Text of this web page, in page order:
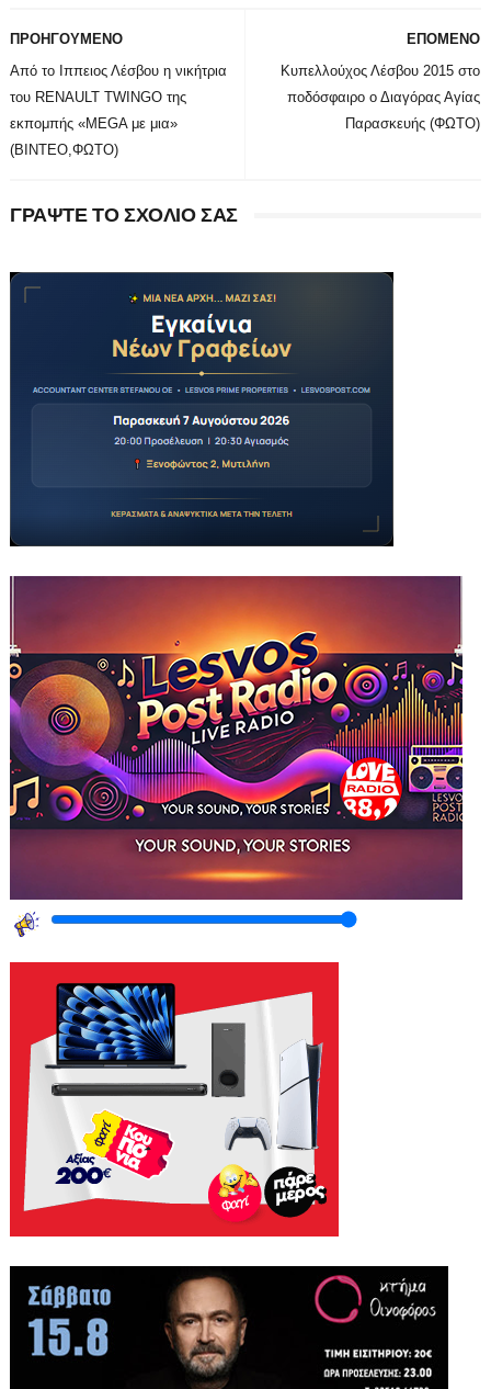
ΕΠΟΜΕΝΟ
Κυπελλούχος Λέσβου 2015 στο
ποδόσφαιρο ο Διαγόρας Αγίας
Παρασκευής (ΦΩΤΟ)
ΠΡΟΗΓΟΥΜΕΝΟ
Από το Ιππειος Λέσβου η νικήτρια
του RENAULT TWINGO της
εκπομπής «MEGA με μια»
(ΒΙΝΤΕΟ,ΦΩΤΟ)
ΓΡΑΨΤΕ ΤΟ ΣΧΟΛΙΟ ΣΑΣ